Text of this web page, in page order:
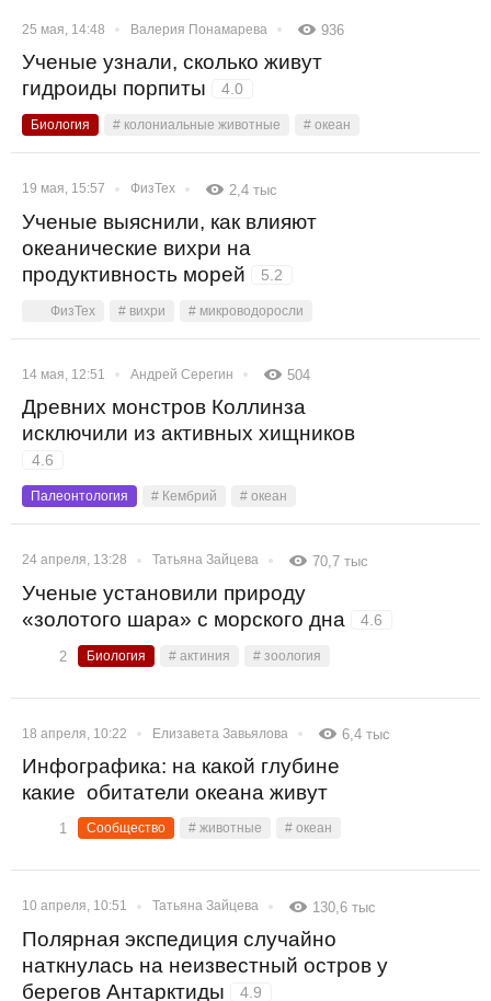
25 мая, 14:48 Валерия Понамарева 936
Ученые узнали, сколько живут
гидроиды порпиты
4.0
Биология # колониальные животные # океан
19 мая, 15:57 ФизТех 2,4 тыс
Ученые выяснили, как влияют
океанические вихри на
продуктивность морей
5.2
ФизТех # вихри # микроводоросли
14 мая, 12:51 Андрей Серегин 504
Древних монстров Коллинза
исключили из активных хищников
4.6
Палеонтология # Кембрий # океан
24 апреля, 13:28 Татьяна Зайцева 70,7 тыс
Ученые установили природу
«золотого шара» с морского дна
4.6
2 Биология # актиния # зоология
18 апреля, 10:22 Елизавета Завьялова 6,4 тыс
Инфографика: на какой глубине
какие обитатели океана живут
1 Сообщество # животные # океан
10 апреля, 10:51 Татьяна Зайцева 130,6 тыс
Полярная экспедиция случайно
наткнулась на неизвестный остров у
берегов Антарктиды
4.9